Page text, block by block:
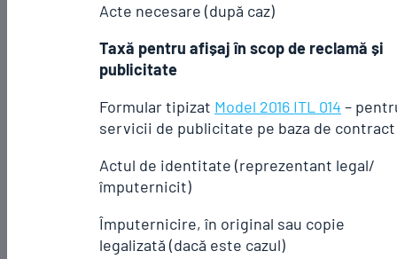
Acte necesare (după caz)
Taxă pentru afișaj în scop de reclamă și
publicitate
Formular tipizat Model 2016 ITL 014 –
servicii de publicitate pe baza de contract
Actul de identitate (reprezentant legal/
împuternicit)
Împuternicire, în original sau copie
legalizată (dacă este cazul)